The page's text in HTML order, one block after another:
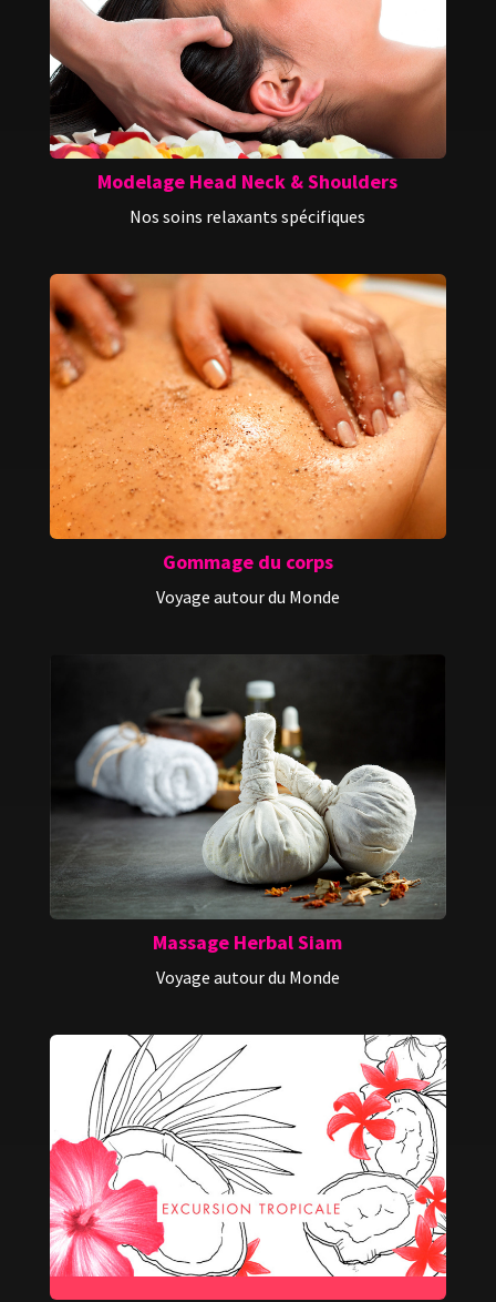
Modelage Head Neck & Shoulders
Nos soins relaxants spécifiques
Gommage du corps
Voyage autour du Monde
Massage Herbal Siam
Voyage autour du Monde